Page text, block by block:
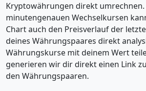
Kryptowährungen direkt umrechnen.
minutengenauen Wechselkursen
Chart auch den Preisverlauf der
deines Währungspaares direkt
Währungskurse mit deinem Wert
generieren wir dir direkt einen Link
den Währungspaaren.